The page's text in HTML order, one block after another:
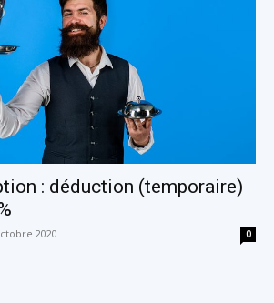
: déduction (temporaire)
2020 0